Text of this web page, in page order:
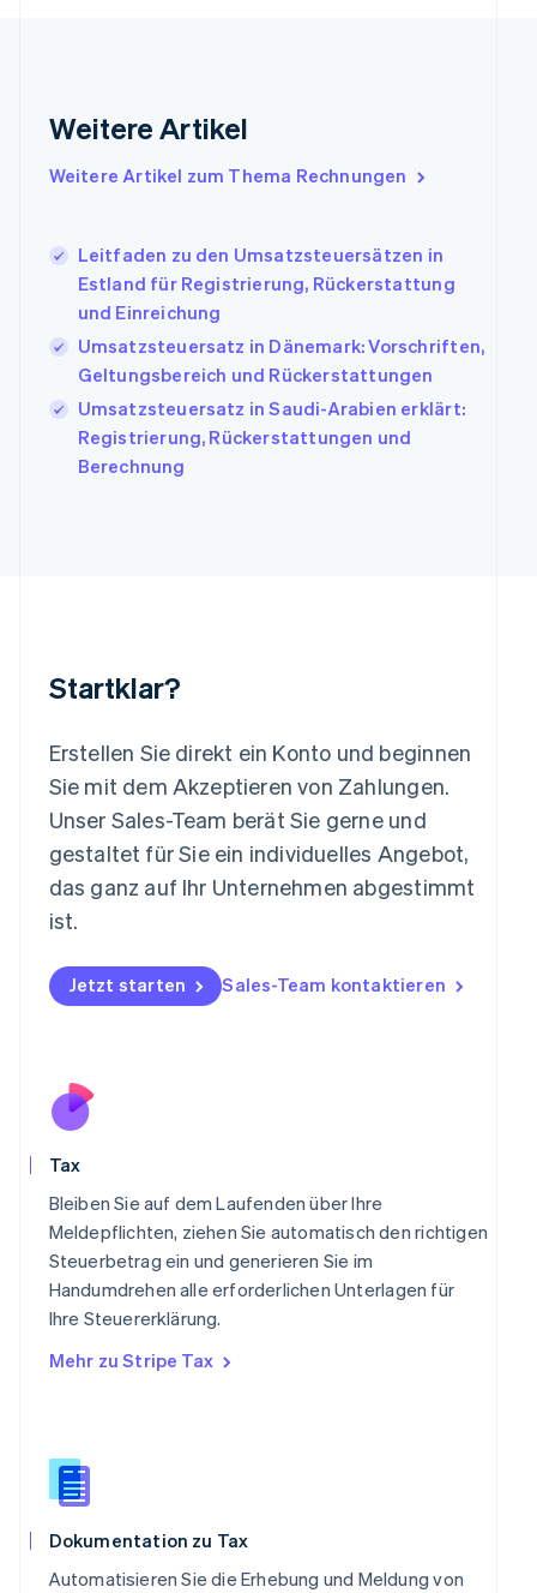
Weitere Artikel
Weitere Artikel zum Thema Rechnungen
Leitfaden zu den Umsatzsteuersätzen in
Estland für Registrierung, Rückerstattung
und Einreichung
Umsatzsteuersatz in Dänemark: Vorschriften,
Geltungsbereich und Rückerstattungen
Umsatzsteuersatz in Saudi-Arabien erklärt:
Registrierung, Rückerstattungen und
Berechnung
Startklar?
Erstellen Sie direkt ein Konto und beginnen
Sie mit dem Akzeptieren von Zahlungen.
Unser Sales-Team berät Sie gerne und
gestaltet für Sie ein individuelles Angebot,
das ganz auf Ihr Unternehmen abgestimmt
ist.
Jetzt starten Sales-Team kontaktieren
Tax
Bleiben Sie auf dem Laufenden über Ihre
Meldepflichten, ziehen Sie automatisch den richtigen
Steuerbetrag ein und generieren Sie im
Handumdrehen alle erforderlichen Unterlagen für
Ihre Steuererklärung.
Mehr zu Stripe Tax
Dokumentation zu Tax
Automatisieren Sie die Erhebung und Meldung von
Français English
Gibraltar
English
Indien
English
Irland
English
Italien
ItalianoEnglish
日本語English
Kanada
EnglishFrançais
Luxemburg
English简体中文
Malta
Mexiko
EspañolEnglish
Neuseeland
Norwegen
English
English
Portugal
English
Schweden
SvenskaEnglish
Schweiz
DeutschFrançais ItalianoEnglish
Singapur
Slowakei
Sonderverwaltungsregion Hongkong,
China
Spanien
EspañolEnglish